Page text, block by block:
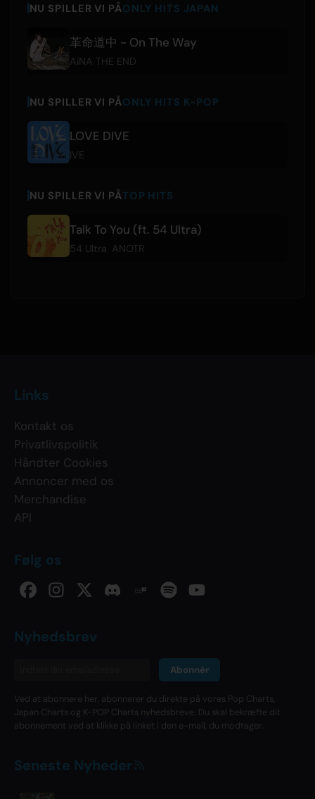
NU SPILLER VI PÅONLY HITS JAPAN
革命道中 - On The Way
AiNA THE END
NU SPILLER VI PÅONLY HITS K-POP
LOVE DIVE
IVE
NU SPILLER VI PÅTOP HITS
Talk To You (ft. 54 Ultra)
54 Ultra ANOTR
Links
Kontakt os
Privatlivspolitik
Håndter Cookies
Annoncer med os
Merchandise
API
Følg os
Nyhedsbrev
Abonnér
Ved at abonnere her, abonnerer du direkte på vores Pop Charts,
Japan Charts og K-POP Charts nyhedsbreve. Du skal bekræfte dit
abonnement ved at klikke på linket i den e-mail, du modtager.
Seneste Nyheder